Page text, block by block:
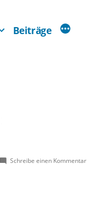
Beiträge
Schreibe einen Kommentarzu